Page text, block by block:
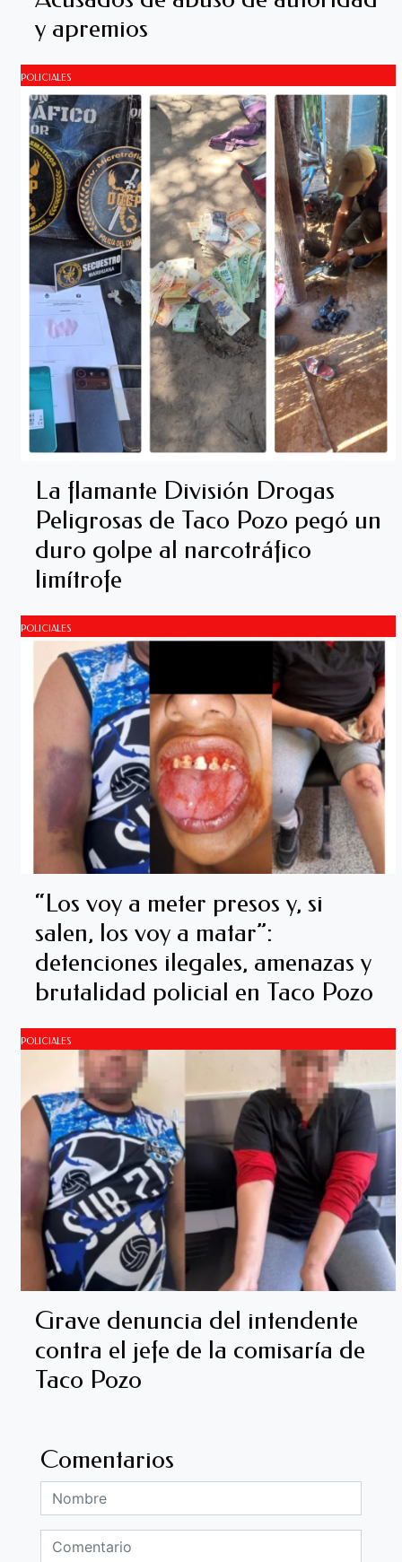
y apremios
POLICIALES
La flamante División Drogas
Peligrosas de Taco Pozo pegó un
duro golpe al narcotráfico
limítrofe
POLICIALES
“Los voy a meter presos y, si
salen, los voy a matar”:
detenciones ilegales, amenazas y
brutalidad policial en Taco Pozo
POLICIALES
Grave denuncia del intendente
contra el jefe de la comisaría de
Taco Pozo
Comentarios